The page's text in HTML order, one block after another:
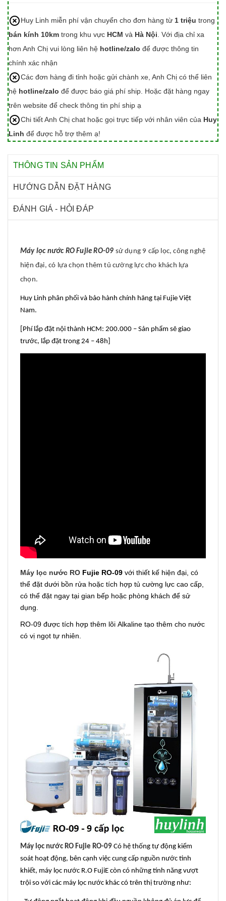
Huy Linh miễn phí vận chuyển cho đơn hàng từ 1 triệu trong
bán kính 10km trong khu vực HCM và Hà Nội . Với địa chỉ xa
hơn Anh Chị vui lòng liên hệ hotline/zalo để được thông tin
chính xác nhận
Các đơn hàng đi tỉnh hoặc gửi chành xe, Anh Chị có thể liên
hệ hotline/zalo để được báo giá phí ship. Hoặc đặt hàng ngay
trên website để check thông tin phí ship ạ
Chi tiết Anh Chị chat hoặc gọi trực tiếp với nhân viên của Huy
Linh để được hỗ trợ thêm ạ!
THÔNG TIN SẢN PHẨM
HƯỚNG DẪN ĐẶT HÀNG
ĐÁNH GIÁ - HỎI ĐÁP
Máy lọc nước RO Fujie RO-09 sử dụng 9 cấp lọc, công nghệ
hiện đại, có lựa chọn thêm tủ cường lực cho khách lựa
chọn.
Huy Linh phân phối và bảo hành chính hãng tại Fujie Việt
Nam.
[Phí lắp đặt nội thành HCM: 200.000 – Sản phẩm sẽ giao
trước, lắp đặt trong 24 – 48h]
Máy lọc nước RO Fujie RO-09 với thiết kế hiện đại, có
thể đặt dưới bồn rửa hoặc tích hợp tủ cường lực cao cấp,
có thể đặt ngay tại gian bếp hoặc phòng khách để sử
dụng.
RO-09 được tích hợp thêm lõi Alkaline tạo thêm cho nước
có vị ngọt tự nhiên.
Máy lọc nước RO Fujie RO-09 Có hệ thống tự động kiểm
soát hoạt động, bên cạnh việc cung cấp nguồn nước tinh
khiết, máy lọc nước R.O FujiE còn có những tính năng vượt
trội so với các máy lọc nước khác có trên thị trường như: